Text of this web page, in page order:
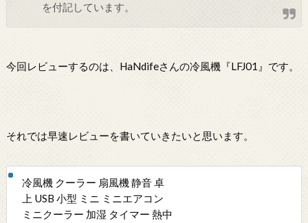
を付記しています。
今回レビューするのは、HaNdifeさんの冷風機『LFJ01』です。
それでは早速レビューを書いていきたいと思います。
冷風機 クーラー 扇風機 静音 卓
上 USB 小型 ミニ ミニエアコン
ミニクーラー 加湿 タイマー 熱中